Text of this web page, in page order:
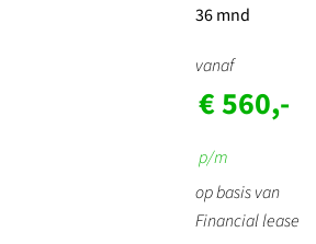
36 mnd
vanaf
€ 560,-
p/m
op basis van
Financial lease